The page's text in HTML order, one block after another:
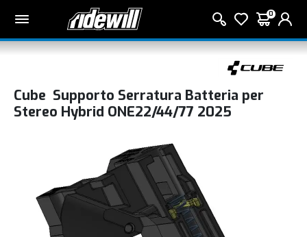
0
Cube Supporto Serratura Batteria per
Stereo Hybrid ONE22/44/77 2025